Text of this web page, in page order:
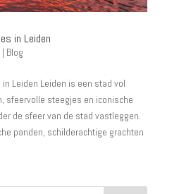
in Leiden
| Blog
Leiden Leiden is een stad vol
sfeervolle steegjes en iconische
de sfeer van de stad vastleggen.
panden, schilderachtige grachten